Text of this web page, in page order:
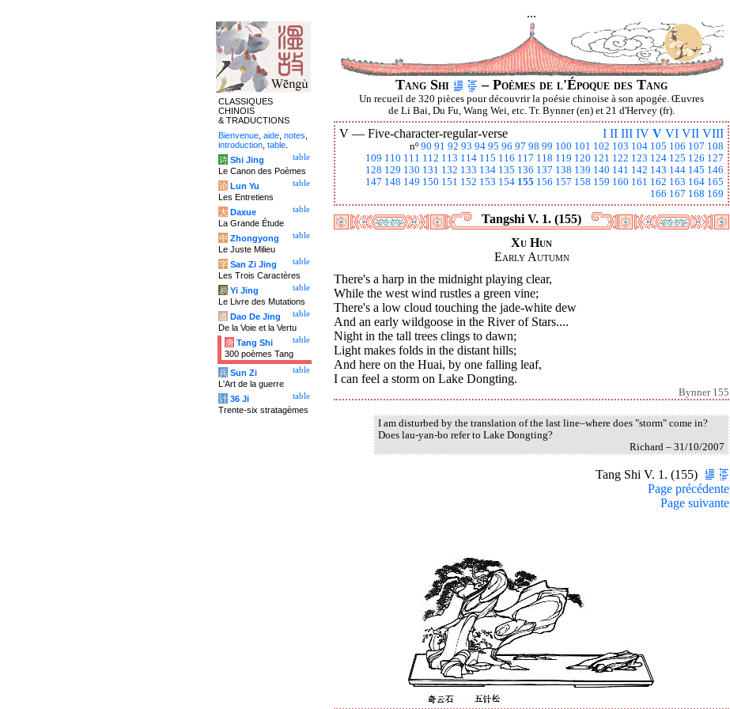
...
Tang Shi – Poèmes de l'Époque des Tang
Un recueil de 320 pièces pour découvrir la poésie chinoise à son apogée. Œuvres
de Li Bai, Du Fu, Wang Wei, etc. Tr. Bynner (en) et 21 d'Hervey (fr).
I II III IV V VI VII VIII
V — Five-character-regular-verse
nº 90 91 92 93 94 95 96 97 98 99 100 101 102 103 104 105 106 107 108
109 110 111 112 113 114 115 116 117 118 119 120 121 122 123 124 125 126 127
128 129 130 131 132 133 134 135 136 137 138 139 140 141 142 143 144 145 146
147 148 149 150 151 152 153 154 155 156 157 158 159 160 161 162 163 164 165
166 167 168 169
Tangshi V. 1. (155)
Xu Hun
Early Autumn
There's a harp in the midnight playing clear,
While the west wind rustles a green vine;
There's a low cloud touching the jade-white dew
And an early wildgoose in the River of Stars....
Night in the tall trees clings to dawn;
Light makes folds in the distant hills;
And here on the Huai, by one falling leaf,
I can feel a storm on Lake Dongting.
Bynner 155
I am disturbed by the translation of the last line–where does "storm" come in?
Does lau-yan-bo refer to Lake Dongting?
Richard – 31/10/2007
Tang Shi V. 1. (155)
Page précédente
Page suivante
CLASSIQUES
CHINOIS
& TRADUCTIONS
Bienvenue aide notes
introduction table
table
诗 Shi Jing
Le Canon des Poèmes
table
论 Lun Yu
Les Entretiens
table
大 Daxue
La Grande Étude
table
中 Zhongyong
Le Juste Milieu
table
字 San Zi Jing
Les Trois Caractères
table
易 Yi Jing
Le Livre des Mutations
table
道 Dao De Jing
De la Voie et la Vertu
table
唐 Tang Shi
300 poèmes Tang
table
兵 Sun Zi
L'Art de la guerre
table
计 36 Ji
Trente-six stratagèmes